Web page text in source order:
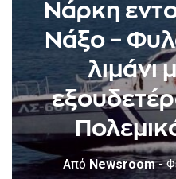
Νάρκη
Νάξο –
λιμάνι
ΑπόNewsroom -